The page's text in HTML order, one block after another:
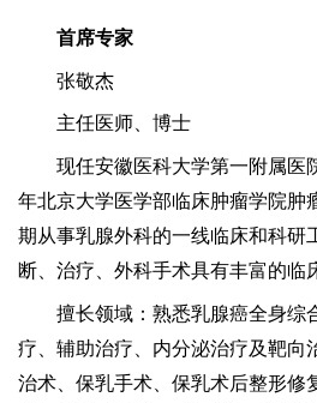
首席专家
张敬杰
主任医师、博士
现任安徽医科大学第一附属医
年北京大学医学部临床肿瘤学院肿
期从事乳腺外科的一线临床和科研
断、治疗、外科手术具有丰富的临
擅长领域：熟悉乳腺癌全身综
疗、辅助治疗、内分泌治疗及靶向
治术、保乳手术、保乳术后整形修